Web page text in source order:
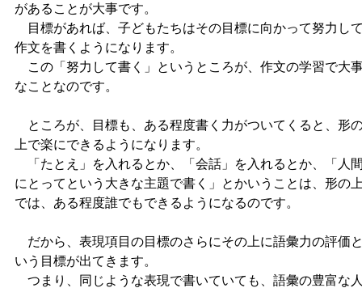
があることが大事です。
目標があれば、子どもたちはその目標に向かって努力し
作文を書くようになります。
この「努力して書く」というところが、作文の学習で大
なことなのです。
ところが、目標も、ある程度書く力がついてくると、形
上で楽にできるようになります。
「たとえ」を入れるとか、「会話」を入れるとか、「人
にとってという大きな主題で書く」とかいうことは、形の
では、ある程度誰でもできるようになるのです。
だから、表現項目の目標のさらにその上に語彙力の評価
いう目標が出てきます。
つまり、同じような表現で書いていても、語彙の豊富な